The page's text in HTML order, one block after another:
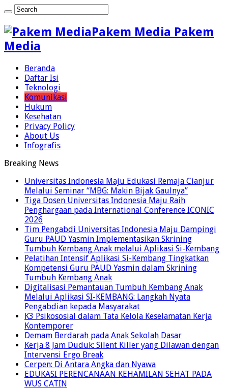
Pakem Media Pakem
Media
Beranda
Daftar Isi
Teknologi
Komunikasi
Hukum
Kesehatan
Privacy Policy
About Us
Infografis
Breaking News
Universitas Indonesia Maju Edukasi Remaja Cianjur
Melalui Seminar “MBG: Makin Bijak Gaulnya”
Tiga Dosen Universitas Indonesia Maju Raih
Penghargaan pada International Conference ICONIC
2026
Tim Pengabdi Universitas Indonesia Maju Dampingi
Guru PAUD Yasmin Implementasikan Skrining
Tumbuh Kembang Anak melalui Aplikasi Si-Kembang
Pelatihan Intensif Aplikasi Si-Kembang Tingkatkan
Kompetensi Guru PAUD Yasmin dalam Skrining
Tumbuh Kembang Anak
Digitalisasi Pemantauan Tumbuh Kembang Anak
Melalui Aplikasi SI-KEMBANG: Langkah Nyata
Pengabdian kepada Masyarakat
K3 Psikososial dalam Tata Kelola Keselamatan Kerja
Kontemporer
Demam Berdarah pada Anak Sekolah Dasar
Kerja 8 Jam Duduk: Silent Killer yang Dilawan dengan
Intervensi Ergo Break
Cerpen: Di Antara Angka dan Nyawa
EDUKASI PERENCANAAN KEHAMILAN SEHAT PADA
WUS CATIN